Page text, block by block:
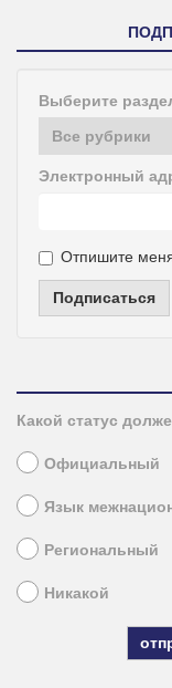
Выберите
Электронный
Отпишите
Подписаться
Какой статус
Официальный
Язык
Региональный
Никакой